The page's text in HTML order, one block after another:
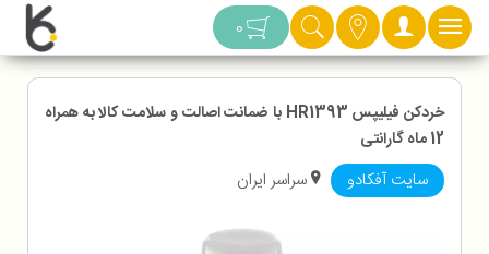
دسته بندی 0
خردکن فیلیپس HR1393 با ضمانت اصالت و سلامت کالا به همراه
12 ماه گارانتی
سایت آفکادو سراسر ایران